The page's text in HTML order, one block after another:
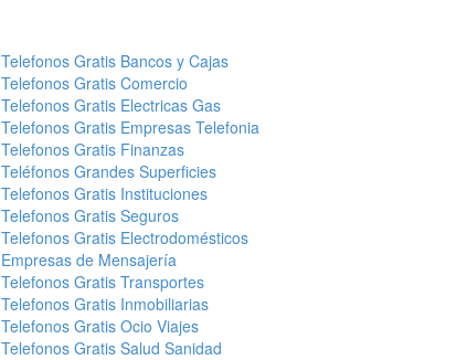
Telefonos Gratis Bancos y Cajas
Telefonos Gratis Comercio
Telefonos Gratis Electricas Gas
Telefonos Gratis Empresas Telefonia
Telefonos Gratis Finanzas
Teléfonos Grandes Superficies
Telefonos Gratis Instituciones
Telefonos Gratis Seguros
Telefonos Gratis Electrodomésticos
Empresas de Mensajería
Telefonos Gratis Transportes
Telefonos Gratis Inmobiliarias
Telefonos Gratis Ocio Viajes
Telefonos Gratis Salud Sanidad